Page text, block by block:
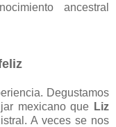
ancestral
Degustamos
mexicano que Liz
A veces se nos